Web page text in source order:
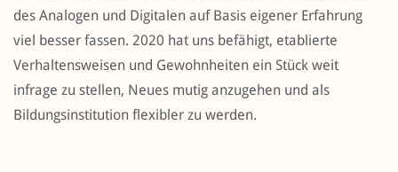
des Analogen und Digitalen auf Basis eigener Erfahrung
viel besser fassen. 2020 hat uns befähigt, etablierte
Verhaltensweisen und Gewohnheiten ein Stück weit
infrage zu stellen, Neues mutig anzugehen und als
Bildungsinstitution flexibler zu werden.